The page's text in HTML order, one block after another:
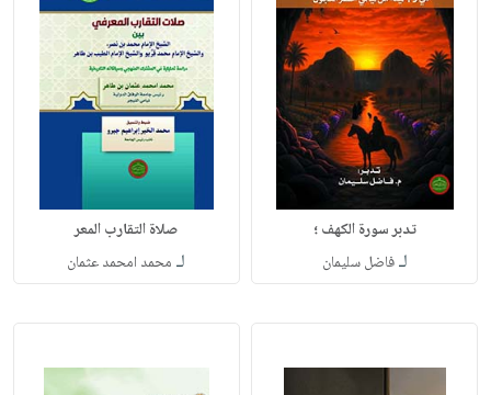
تدبر سورة الكهف ؛
لـفاضل سليمان
صلاة التقارب المعر
لـ محمد امحمد عثمان